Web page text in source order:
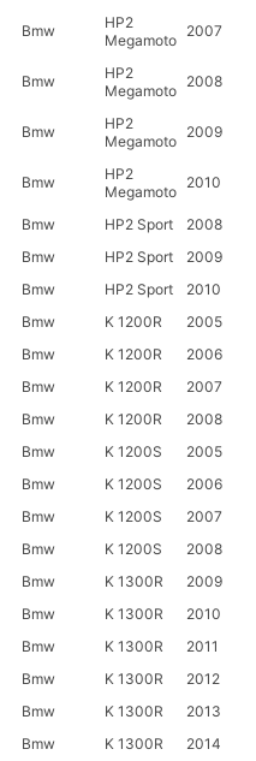
Bmw
HP2
Megamoto
2007
Bmw
HP2
Megamoto
2008
Bmw
HP2
Megamoto
2009
Bmw
HP2
Megamoto
2010
Bmw HP2 Sport 2008
Bmw
HP2 Sport 2009
Bmw
HP2 Sport 2010
Bmw
K 1200R 2005
Bmw
K 1200R 2006
Bmw
K 1200R 2007
Bmw
K 1200R 2008
Bmw
K 1200S 2005
Bmw
K 1200S 2006
Bmw
K 1200S 2007
Bmw
K 1200S 2008
Bmw
K 1300R 2009
Bmw
K 1300R 2010
Bmw
K 1300R 2011
Bmw
K 1300R 2012
Bmw
K 1300R 2013
Bmw
K 1300R 2014